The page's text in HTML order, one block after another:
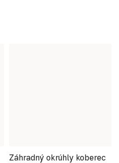
Záhradný okrúhly koberec